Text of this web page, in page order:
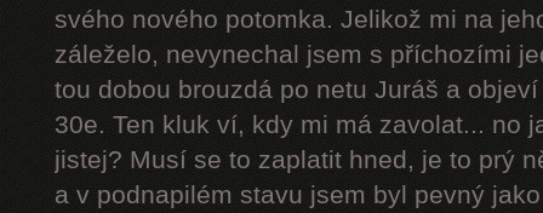
svého nového potomka. Jelikož mi na
záleželo, nevynechal jsem s příchozími
tou dobou brouzdá po netu Juráš a
30e. Ten kluk ví, kdy mi má zavolat... no
jistej? Musí se to zaplatit hned, je to prý
a v podnapilém stavu jsem byl pevný